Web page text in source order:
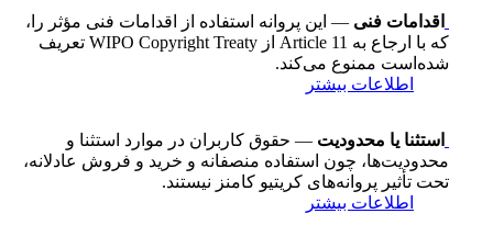
اقدامات فنی — این پروانه استفاده از اقدامات فنی مؤثر را،
که با ارجاع به Article 11 از WIPO Copyright Treaty تعریف
شده‌است ممنوع می‌کند.
اطلاعات بیشتر
استثنا یا محدودیت — حقوق کاربران در موارد استثنا و
محدودیت‌ها، چون استفاده منصفانه و خرید و فروش عادلانه،
تحت تأثیر پروانه‌های کریتیو کامنز نیستند.
اطلاعات بیشتر